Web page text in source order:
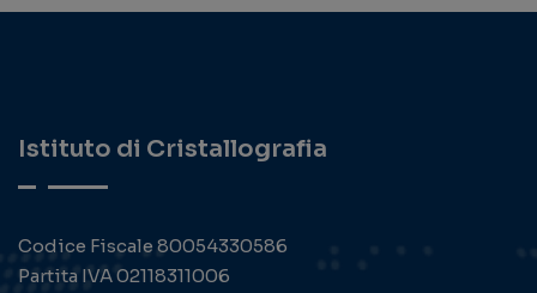
Istituto di Cristallografia
Codice Fiscale 80054330586
Partita IVA 02118311006